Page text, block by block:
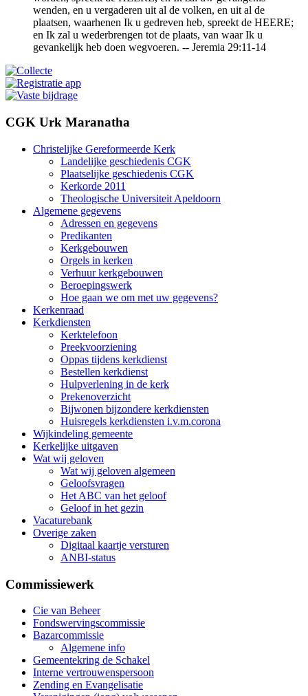
wenden, en u vergaderen uit al de volken, en uit al de
plaatsen, waarhenen Ik u gedreven heb, spreekt de HEERE;
en Ik zal u wederbrengen tot de plaats, van waar Ik u
gevankelijk heb doen wegvoeren. -- Jeremia 29:11-14
CGK Urk Maranatha
Christelijke Gereformeerde Kerk
Landelijke geschiedenis CGK
Plaatselijke geschiedenis CGK
Kerkorde 2011
Theologische Universiteit Apeldoorn
Algemene gegevens
Adressen en gegevens
Predikanten
Kerkgebouwen
Orgels in kerken
Verhuur kerkgebouwen
Beroepingswerk
Hoe gaan we om met uw gegevens?
Kerkenraad
Kerkdiensten
Kerktelefoon
Preekvoorziening
Oppas tijdens kerkdienst
Bestellen kerkdienst
Hulpverlening in de kerk
Prekenoverzicht
Bijwonen bijzondere kerkdiensten
Huisregels kerkdiensten i.v.m.corona
Wijkindeling gemeente
Kerkelijke uitgaven
Wat wij geloven
Wat wij geloven algemeen
Geloofsvragen
Het ABC van het geloof
Geloof in het gezin
Vacaturebank
Overige zaken
Digitaal kaartje versturen
ANBI-status
Commissiewerk
Cie van Beheer
Fondswervingscommissie
Bazarcommissie
Algemene info
Gemeentekring de Schakel
Interne vertrouwenspersoon
Zending en Evangelisatie